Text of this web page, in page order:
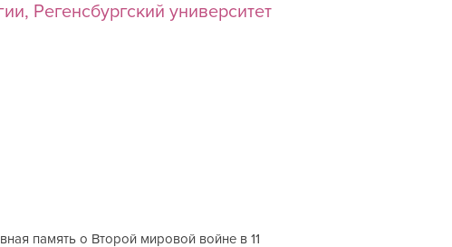
Регенсбургский университет
память о Второй мировой войне в 11